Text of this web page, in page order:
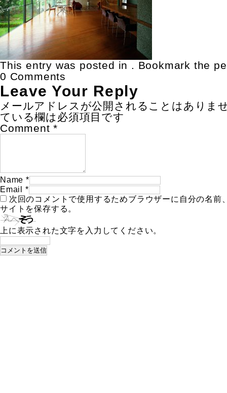
This entry was posted in . Bookmark the
0 Comments
Leave Your Reply
メールアドレスが公開されることはありま
ている欄は必須項目です
Comment *
Name *
Email
*
次回のコメントで使用するためブラウザーに自分の名前
サイトを保存する。
上に表示された文字を入力してください。